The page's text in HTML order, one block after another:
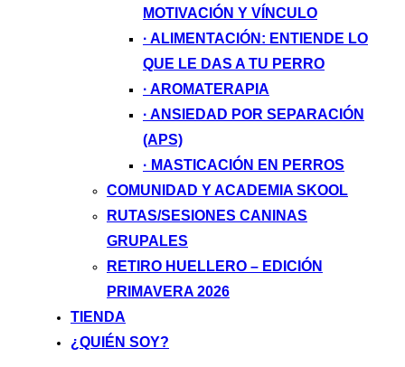
MOTIVACIÓN Y VÍNCULO
· ALIMENTACIÓN: ENTIENDE LO
QUE LE DAS A TU PERRO
· AROMATERAPIA
· ANSIEDAD POR SEPARACIÓN
(APS)
· MASTICACIÓN EN PERROS
COMUNIDAD Y ACADEMIA SKOOL
RUTAS/SESIONES CANINAS
GRUPALES
RETIRO HUELLERO – EDICIÓN
PRIMAVERA 2026
TIENDA
¿QUIÉN SOY?